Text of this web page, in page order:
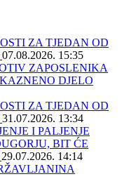
ZA TJEDAN OD
07.08.2026. 15:35
ZAPOSLENIKA
DJELO
ZA TJEDAN OD
31.07.2026. 13:34
I PALJENJE
BIT ĆE
29.07.2026. 14:14